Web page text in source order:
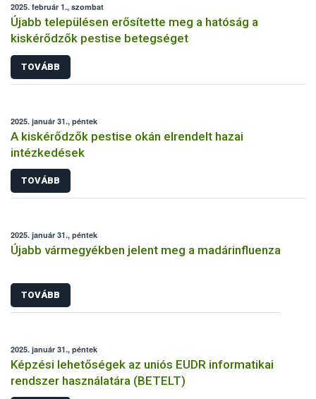
2025. február 1., szombat
Újabb településen erősítette meg a hatóság a
kiskérődzők pestise betegséget
TOVÁBB
2025. január 31., péntek
A kiskérődzők pestise okán elrendelt hazai
intézkedések
TOVÁBB
2025. január 31., péntek
Újabb vármegyékben jelent meg a madárinfluenza
TOVÁBB
2025. január 31., péntek
Képzési lehetőségek az uniós EUDR informatikai
rendszer használatára (BETELT)